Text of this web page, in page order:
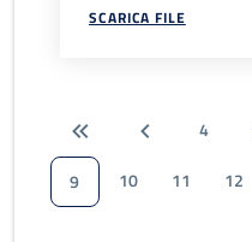
SCARICA FILE
4
9
10 11 12